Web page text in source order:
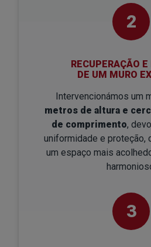
2
RECUPERAÇÃO
DE UM MURO
Intervencionámos um
metros de altura e
de comprimento,
uniformidade e proteção,
um espaço mais
3